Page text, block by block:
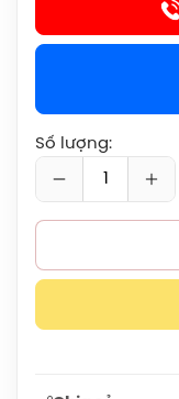
Số lượng: